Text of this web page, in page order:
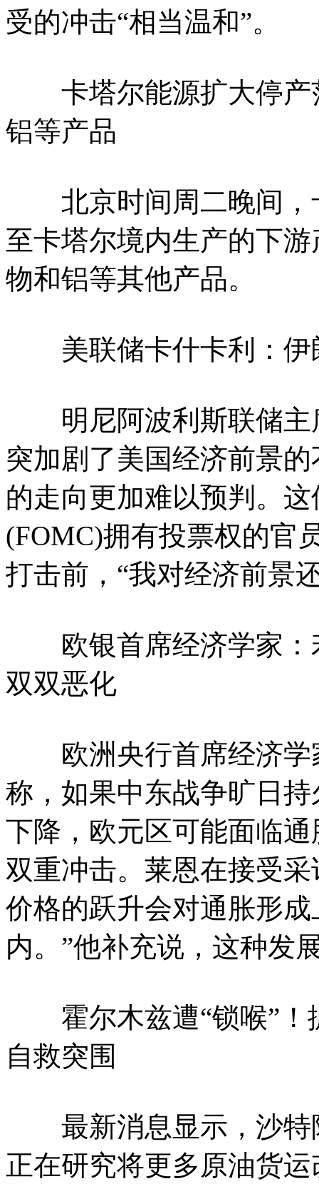
受的冲击“相当温和”。
卡塔尔能源扩大停产
铝等产品
北京时间周二晚间，
至卡塔尔境内生产的下
物和铝等其他产品。
美联储卡什卡利：伊
明尼阿波利斯联储主
突加剧了美国经济前景
的走向更加难以预判。
(FOMC)拥有投票权的官
打击前，“我对经济前景
欧银首席经济学家：
双双恶化
欧洲央行首席经济学
称，如果中东战争旷日
下降，欧元区可能面临
双重冲击。莱恩在接受
价格的跃升会对通胀形
内。”他补充说，这种发
霍尔木兹遭“锁喉”！
自救突围
最新消息显示，沙特
正在研究将更多原油货